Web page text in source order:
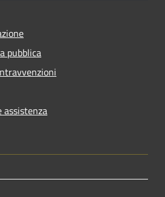
pubblica
assistenza